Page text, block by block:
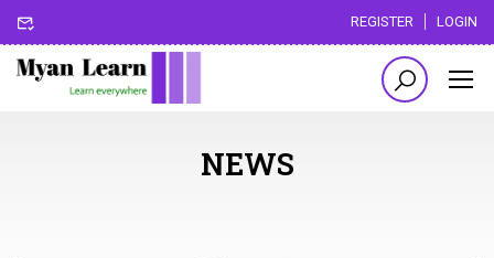
REGISTER LOGIN
NEWS